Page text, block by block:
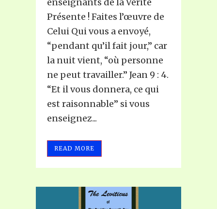
Présente ! Faites l’œuvre de
Celui Qui vous a envoyé,
“pendant qu’il fait jour,” car
la nuit vient, “où personne
ne peut travailler.” Jean 9 : 4.
“Et il vous donnera, ce qui
est raisonnable” si vous
enseignez...
READ MORE